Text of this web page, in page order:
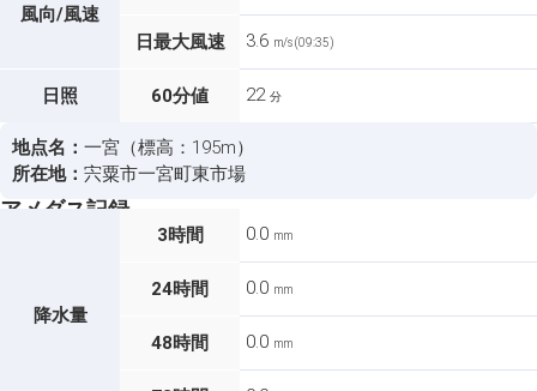
風向/風速
日最大風速 3.6 m/s (09:35)
日照 60分値 22 分
地点名： 一宮（標高：195m）
所在地： 宍粟市一宮町東市場
アメダス記録
降水量
3時間 0.0 mm
24時間 0.0 mm
48時間 0.0 mm